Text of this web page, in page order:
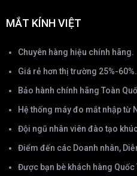
MẮT KÍNH VIỆT
Chuyên hàng hiệu chính hãng.
Giá rẻ hơn thị trường 25%-60%.
Bảo hành chính hãng Toàn
Hệ thống máy đo mắt nhập từ
Đội ngũ nhân viên đào tạo
Điểm đến các Doanh nhân,
Được bạn bè khách hàng Quốc